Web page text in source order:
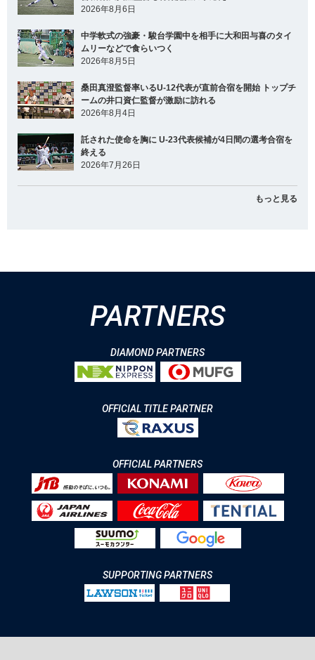
2026年8月6日
中学軟式の強豪・駿台学園中を相手に大和田与喜のタイ
ムリーなどで食らいつく
2026年8月5日
桑田真澄監督率いるU-12代表が直前合宿を開始 トップチ
ームの井口資仁監督が激励に訪れる
2026年8月4日
託された使命を胸に U-23代表候補が4日間の選考合宿を
終える
2026年7月26日
もっと見る
PARTNERS
DIAMOND PARTNERS
OFFICIAL TITLE PARTNER
OFFICIAL PARTNERS
SUPPORTING PARTNERS